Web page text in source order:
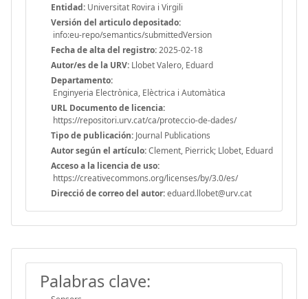
Entidad: Universitat Rovira i Virgili
Versión del articulo depositado:
info:eu-repo/semantics/submittedVersion
Fecha de alta del registro:2025-02-18
Autor/es de la URV: Llobet Valero, Eduard
Departamento:
Enginyeria Electrònica, Elèctrica i Automàtica
URL Documento de licencia:
https://repositori.urv.cat/ca/proteccio-de-dades/
Tipo de publicación: Journal Publications
Autor según el artículo:Clement, Pierrick; Llobet, Eduard
Acceso a la licencia de uso:
https://creativecommons.org/licenses/by/3.0/es/
Direcció de correo del autor:eduard.llobet@urv.cat
Palabras clave: